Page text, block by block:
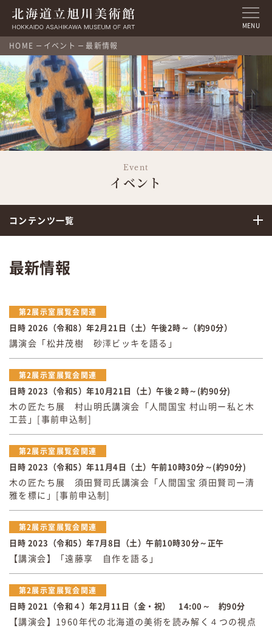
MENU
HOME イベント 最新情報
Event
イベント
コンテンツ一覧
最新情報
第2展示室展覧会関連
日時 2026（令和8）年2月21日（土）午後2時～（約90分）
講演会「松井茂樹 砂澤ビッキを語る」
第2展示室展覧会関連
日時 2023（令和5）年10月21日（土）午後２時～(約90分)
木の匠たち展 村山明氏講演会「人間国宝 村山明ー私と木
工芸」[事前申込制]
第2展示室展覧会関連
日時 2023（令和5）年11月4日（土）午前10時30分～(約90分)
木の匠たち展 須田賢司氏講演会「人間国宝 須田賢司ー清
雅を標に」[事前申込制]
第2展示室展覧会関連
日時 2023（令和5）年7月8日（土）午前10時30分～正午
【講演会】「遠藤享 自作を語る」
第2展示室展覧会関連
日時 2021（令和４）年2月11日（金・祝） 14:00～ 約90分
【講演会】1960年代の北海道の美術を読み解く４つの視点